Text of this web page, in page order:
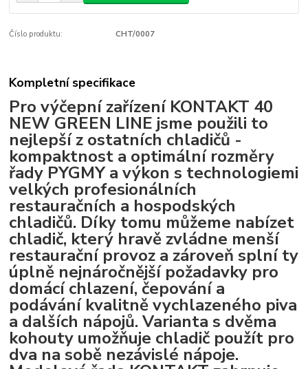
Číslo produktu: CHT/0007
Kompletní specifikace
Pro výčepní zařízení KONTAKT 40
NEW GREEN LINE jsme použili to
nejlepší z ostatních chladičů -
kompaktnost a optimální rozměry
řady PYGMY a výkon s technologiemi
velkých profesionálních
restauračních a hospodských
chladičů. Díky tomu můžeme nabízet
chladič, který hravě zvládne menší
restaurační provoz a zároveň splní ty
úplně nejnáročnější požadavky pro
domácí chlazení, čepování a
podávání kvalitně vychlazeného piva
a dalších nápojů. Varianta s dvěma
kohouty umožňuje chladič použít pro
dva na sobě nezávislé nápoje.